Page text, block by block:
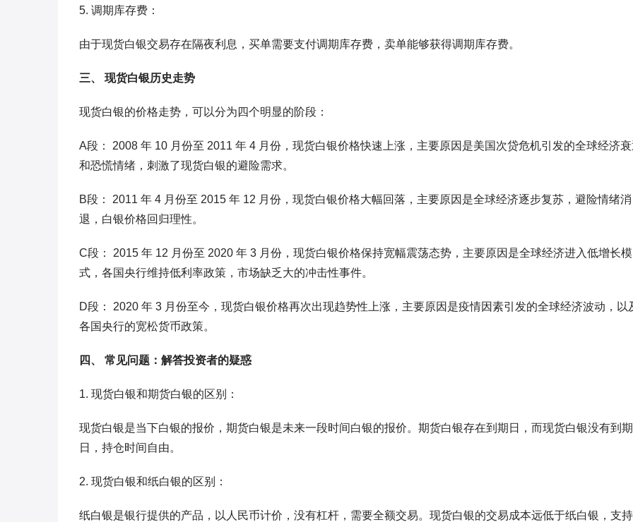
5. 调期库存费：
由于现货白银交易存在隔夜利息，买单需要支付调期库存费，卖单能够获得调期库存费。
三、 现货白银历史走势
现货白银的价格走势，可以分为四个明显的阶段：
A段： 2008 年 10 月份至 2011 年 4 月份，现货白银价格快速上涨，主要原因是美国次贷危机引发的全球经济
和恐慌情绪，刺激了现货白银的避险需求。
B段： 2011 年 4 月份至 2015 年 12 月份，现货白银价格大幅回落，主要原因是全球经济逐步复苏，避险情绪消
退，白银价格回归理性。
C段： 2015 年 12 月份至 2020 年 3 月份，现货白银价格保持宽幅震荡态势，主要原因是全球经济进入低增长模
式，各国央行维持低利率政策，市场缺乏大的冲击性事件。
D段： 2020 年 3 月份至今，现货白银价格再次出现趋势性上涨，主要原因是疫情因素引发的全球经济波动，以
各国央行的宽松货币政策。
四、 常见问题：解答投资者的疑惑
1. 现货白银和期货白银的区别：
现货白银是当下白银的报价，期货白银是未来一段时间白银的报价。期货白银存在到期日，而现货白银没有到期
日，持仓时间自由。
2. 现货白银和纸白银的区别：
纸白银是银行提供的产品，以人民币计价，没有杠杆，需要全额交易。现货白银的交易成本远低于纸白银，支